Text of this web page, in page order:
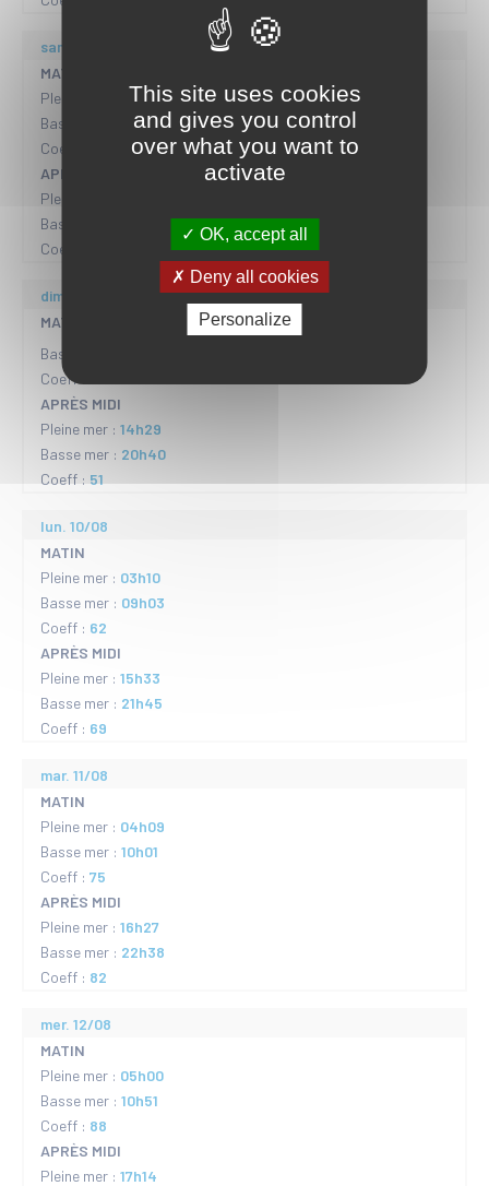
sam. 08/08
MATIN
Pleine mer :
01h56
Basse mer :
06h24
Coeff :
APRÈS MIDI
Pleine mer :
Basse mer :
Coeff :
dim. 09/08
MATIN
Basse mer :
Coeff :
APRÈS MIDI
Pleine mer : 14h29
Basse mer : 20h40
Coeff : 51
lun. 10/08
MATIN
Pleine mer : 03h10
Basse mer : 09h03
Coeff : 62
APRÈS MIDI
Pleine mer : 15h33
Basse mer : 21h45
Coeff : 69
mar. 11/08
MATIN
Pleine mer : 04h09
Basse mer : 10h01
Coeff : 75
APRÈS MIDI
Pleine mer : 16h27
Basse mer : 22h38
Coeff : 82
mer. 12/08
MATIN
Pleine mer : 05h00
Basse mer : 10h51
Coeff : 88
APRÈS MIDI
Pleine mer : 17h14
This site uses cookies
and gives you control
over what you want to
activate
OK, accept all
Deny all cookies
Personalize